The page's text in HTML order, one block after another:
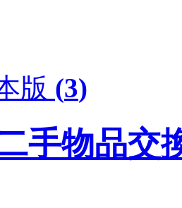
版 (3)
手物品交